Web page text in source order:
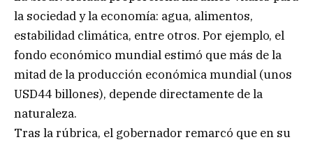
la sociedad y la economía: agua, alimentos,
estabilidad climática, entre otros. Por ejemplo, el
fondo económico mundial estimó que más de la
mitad de la producción económica mundial (unos
USD44 billones), depende directamente de la
naturaleza.
Tras la rúbrica, el gobernador remarcó que en su